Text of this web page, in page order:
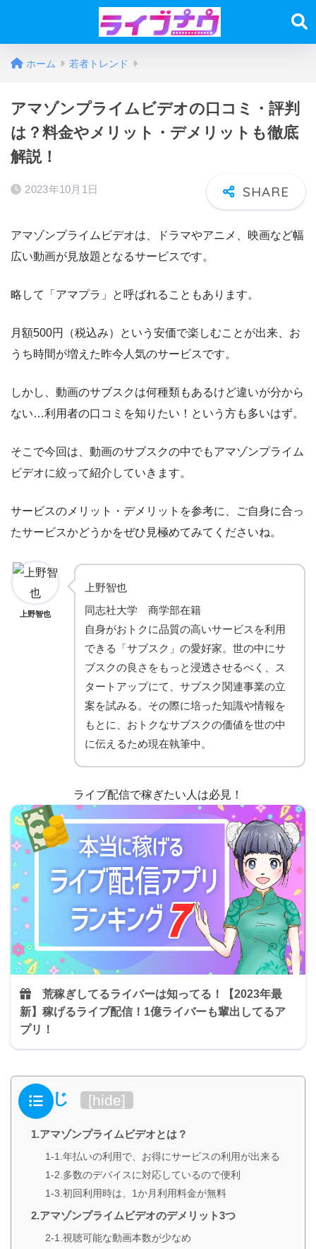
ホーム 若者トレンド
アマゾンプライムビデオの口コミ・評判
は？料金やメリット・デメリットも徹底
解説！
2023年10月1日
アマゾンプライムビデオは、ドラマやアニメ、映画など幅
広い動画が見放題となるサービスです。
略して「アマプラ」と呼ばれることもあります。
月額500円（税込み）という安価で楽しむことが出来、お
うち時間が増えた昨今人気のサービスです。
しかし、動画のサブスクは何種類もあるけど違いが分から
ない…利用者の口コミを知りたい！という方も多いはず。
そこで今回は、動画のサブスクの中でもアマゾンプライム
ビデオに絞って紹介していきます。
サービスのメリット・デメリットを参考に、ご自身に合っ
たサービスかどうかをぜひ見極めてみてくださいね。
上野智也
上野智也
同志社大学 商学部在籍
自身がおトクに品質の高いサービスを利用
できる「サブスク」の愛好家。世の中にサ
ブスクの良さをもっと浸透させるべく、ス
タートアップにて、サブスク関連事業の立
案を試みる。その際に培った知識や情報を
もとに、おトクなサブスクの価値を世の中
に伝えるため現在執筆中。
ライブ配信で稼ぎたい人は必見！
荒稼ぎしてるライバーは知ってる！
【2023年最
新】稼げるライブ配信！1億ライバーも輩出してるア
プリ！
もくじ [hide]
1.アマゾンプライムビデオとは？
1-1.年払いの利用で、お得にサービスの利用が出来る
1-2.多数のデバイスに対応しているので便利
1-3.初回利用時は、1か月利用料金が無料
2.アマゾンプライムビデオのデメリット3つ
2-1.視聴可能な動画本数が少なめ